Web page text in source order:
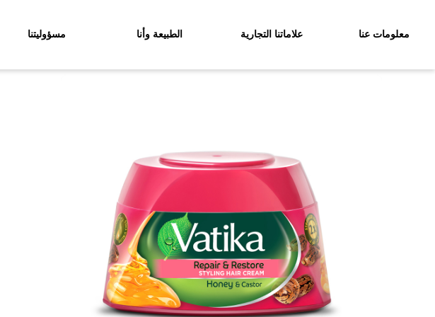
معلومات عنا علاماتنا التجارية الطبيعة وأنا مسؤوليتنا